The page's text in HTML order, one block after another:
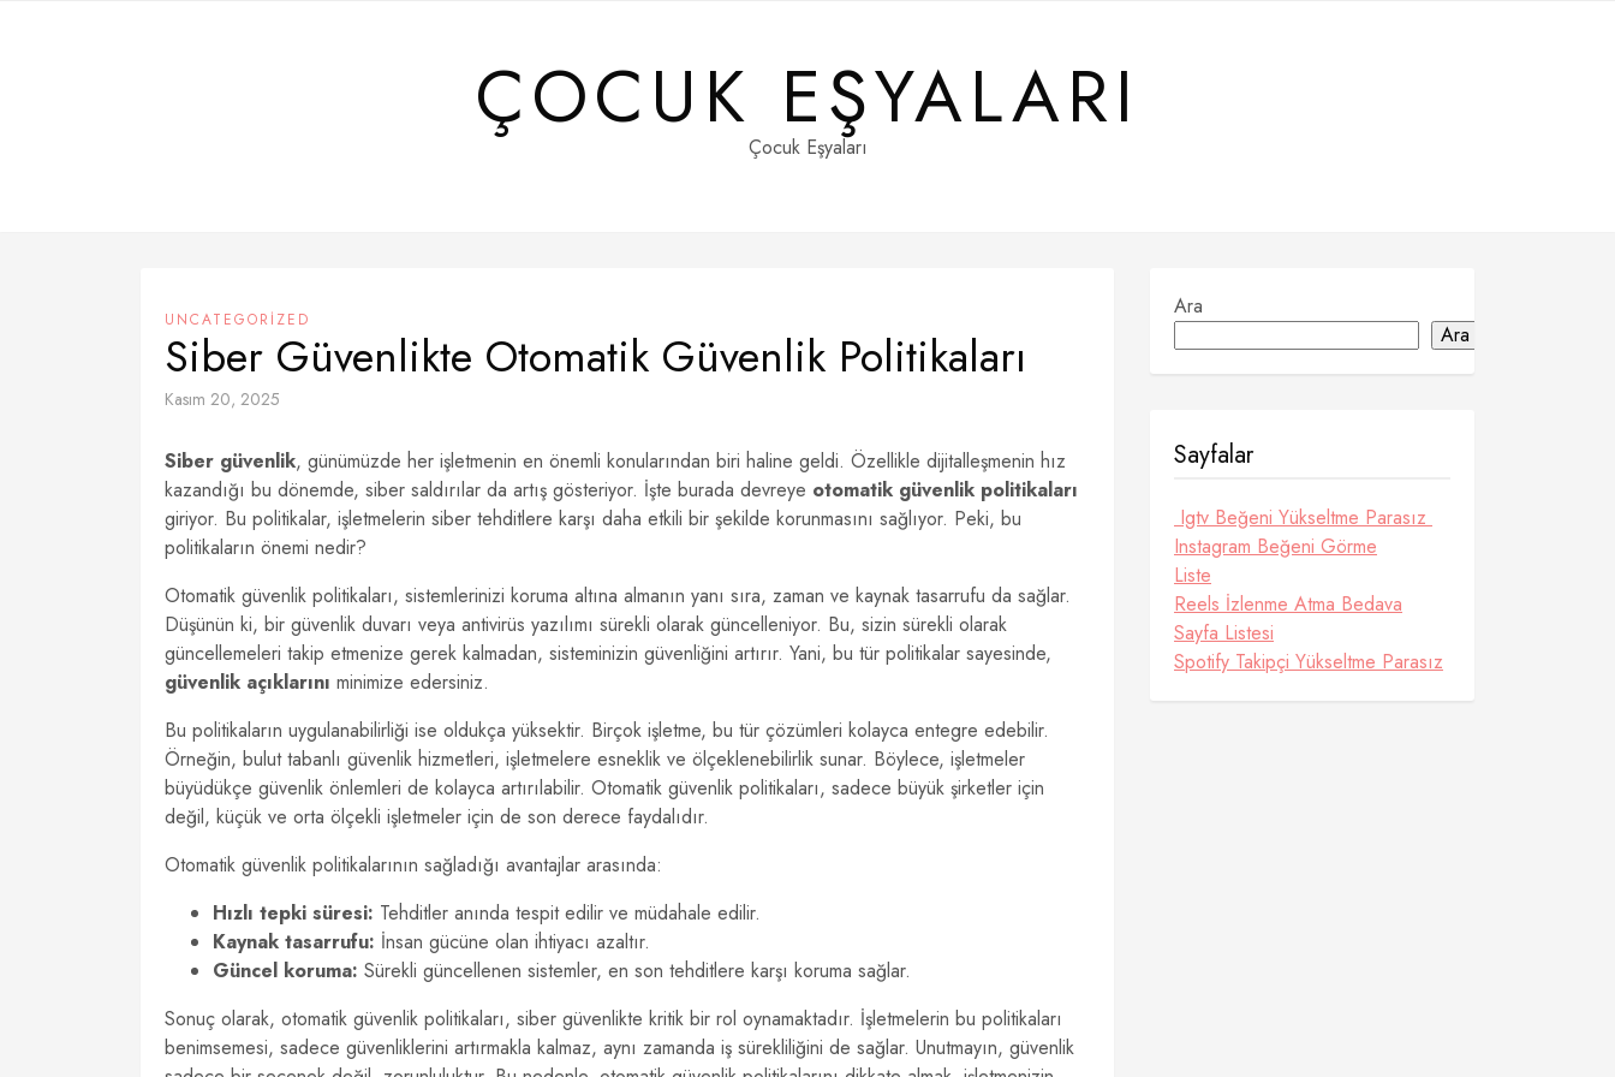
ÇOCUK EŞYALARI
Çocuk Eşyaları
UNCATEGORIZED
Siber Güvenlikte Otomatik Güvenlik Politikaları
Kasım 20, 2025
Siber güvenlik, günümüzde her işletmenin en önemli konularından biri haline geldi. Özellikle dijitalleşmenin hız
kazandığı bu dönemde, siber saldırılar da artış gösteriyor. İşte burada devreye otomatik güvenlik politikaları
giriyor. Bu politikalar, işletmelerin siber tehditlere karşı daha etkili bir şekilde korunmasını sağlıyor. Peki, bu
politikaların önemi nedir?
Otomatik güvenlik politikaları, sistemlerinizi koruma altına almanın yanı sıra, zaman ve kaynak tasarrufu da sağlar.
Düşünün ki, bir güvenlik duvarı veya antivirüs yazılımı sürekli olarak güncelleniyor. Bu, sizin sürekli olarak
güncellemeleri takip etmenize gerek kalmadan, sisteminizin güvenliğini artırır. Yani, bu tür politikalar sayesinde,
güvenlik açıklarını minimize edersiniz.
Bu politikaların uygulanabilirliği ise oldukça yüksektir. Birçok işletme, bu tür çözümleri kolayca entegre edebilir.
Örneğin, bulut tabanlı güvenlik hizmetleri, işletmelere esneklik ve ölçeklenebilirlik sunar. Böylece, işletmeler
büyüdükçe güvenlik önlemleri de kolayca artırılabilir. Otomatik güvenlik politikaları, sadece büyük şirketler için
değil, küçük ve orta ölçekli işletmeler için de son derece faydalıdır.
Otomatik güvenlik politikalarının sağladığı avantajlar arasında:
Hızlı tepki süresi: Tehditler anında tespit edilir ve müdahale edilir.
Kaynak tasarrufu: İnsan gücüne olan ihtiyacı azaltır.
Güncel koruma: Sürekli güncellenen sistemler, en son tehditlere karşı koruma sağlar.
Sonuç olarak, otomatik güvenlik politikaları, siber güvenlikte kritik bir rol oynamaktadır. İşletmelerin bu politikaları
benimsemesi, sadece güvenliklerini artırmakla kalmaz, aynı zamanda iş sürekliliğini de sağlar. Unutmayın, güvenlik
Ara
Ara
Sayfalar
Igtv Beğeni Yükseltme Parasız
Instagram Beğeni Görme
Liste
Reels İzlenme Atma Bedava
Sayfa Listesi
Spotify Takipçi Yükseltme Parasız